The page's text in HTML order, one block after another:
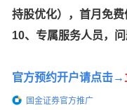
持股优化），首月免费
10、专属服务人员，
官方预约开户请点击→
国金证券官方推广